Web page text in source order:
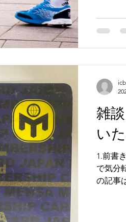
雑
い
1.前書
で気分
の記事